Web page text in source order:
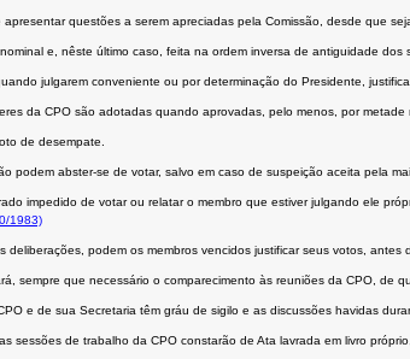
questões a serem apreciadas pela Comissão, desde que
e, nêste último caso, feita na ordem inversa de antiguidade dos
julgarem conveniente ou por determinação do Presidente,
da CPO são adotadas quando aprovadas, pelo menos, por metade
de desempate.
podem abster-se de votar, salvo em caso de suspeição aceita pela
impedido de votar ou relatar o membro que estiver julgando ele
1983)
deliberações, podem os membros vencidos justificar seus votos,
sempre que necessário o comparecimento às reuniões da CPO, de
e de sua Secretaria têm gráu de sigilo e as discussões havidas
sessões de trabalho da CPO constarão de Ata lavrada em livro